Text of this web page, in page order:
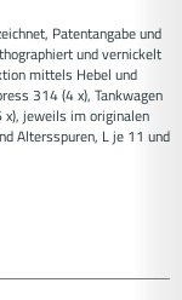
Patentangabe und
und vernickelt
mittels Hebel und
314 (4 x), Tankwagen
jeweils im originalen
Altersspuren, L je 11 und